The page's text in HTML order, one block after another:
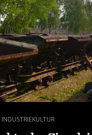
INDUSTRIEKULTUR